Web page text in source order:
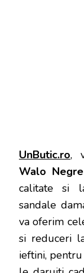
UnButic.ro,
Walo Negre
calitate si
sandale
va oferim
si reduceri
ieftini,